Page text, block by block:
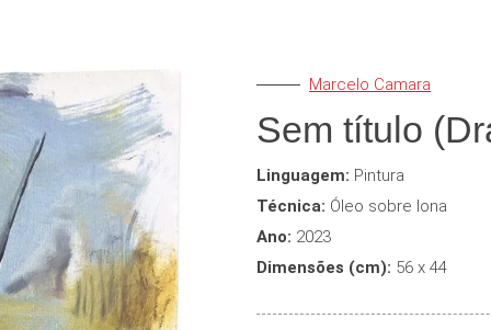
Marcelo Camara
Sem título
Linguagem: Pintura
Técnica: Óleo sobre lona
Ano: 2023
Dimensões (cm): 56 x 44